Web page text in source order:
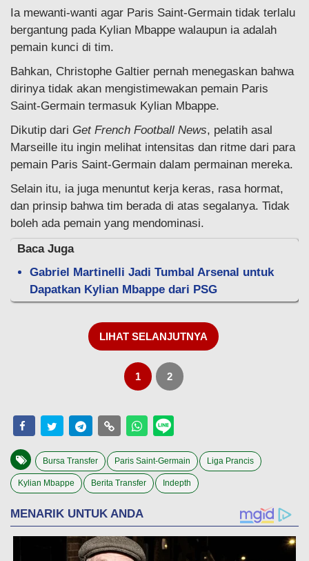
Ia mewanti-wanti agar Paris Saint-Germain tidak terlalu
bergantung pada Kylian Mbappe walaupun ia adalah
pemain kunci di tim.
Bahkan, Christophe Galtier pernah menegaskan bahwa
dirinya tidak akan mengistimewakan pemain Paris
Saint-Germain termasuk Kylian Mbappe.
Dikutip dari Get French Football News, pelatih asal
Marseille itu ingin melihat intensitas dan ritme dari para
pemain Paris Saint-Germain dalam permainan mereka.
Selain itu, ia juga menuntut kerja keras, rasa hormat,
dan prinsip bahwa tim berada di atas segalanya. Tidak
boleh ada pemain yang mendominasi.
Baca Juga
Gabriel Martinelli Jadi Tumbal Arsenal untuk
Dapatkan Kylian Mbappe dari PSG
LIHAT SELANJUTNYA
1 2
Bursa Transfer Paris Saint-Germain Liga Prancis
Kylian Mbappe Berita Transfer Indepth